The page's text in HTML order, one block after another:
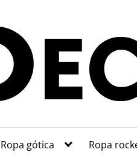
Ropa gótica Ropa